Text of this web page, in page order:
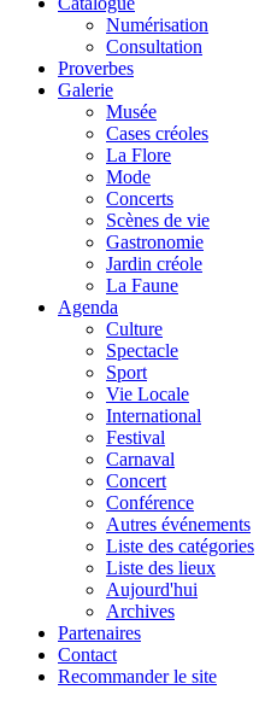
Numérisation
Consultation
Proverbes
Galerie
Musée
Cases créoles
La Flore
Mode
Concerts
Scènes de vie
Gastronomie
Jardin créole
La Faune
Agenda
Culture
Spectacle
Sport
Vie Locale
International
Festival
Carnaval
Concert
Conférence
Autres événements
Liste des catégories
Liste des lieux
Aujourd'hui
Archives
Partenaires
Contact
Recommander le site